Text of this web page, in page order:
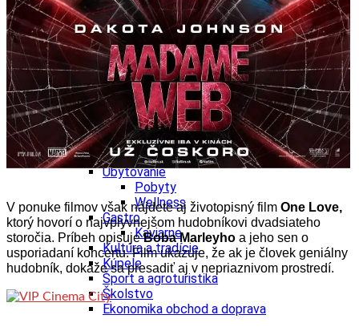
Ekonomika obchod a doprava
Prešovský kraj
Tipy
Výlet
Turistika
Cyklistika
Hrady
Podujatia
Výstava
Galéria
Folklór
Ubytovanie
Pobyty
Wellness
Gastro
Kaviarne
Kultúra a tradície
Kúpele
Šport a agroturistika
Školstvo
Ekonomika obchod a doprava
V ponuke filmov však nájdete aj životopisný film One Love,
ktorý hovorí o najvplyvnejšom hudobníkovi dvadsiateho
storočia. Príbeh opisujeBoba Marleyho a jeho sen o
usporiadaní koncertu. Film ukazuje, že ak je človek geniálny
hudobník, dokáže sa presadiť aj v nepriaznivom prostredí.